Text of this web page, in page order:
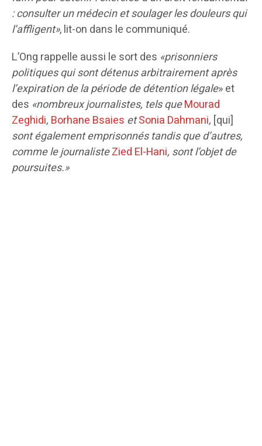
: consulter un médecin et soulager les douleurs qui
l’affligent», lit-on dans le communiqué.
L’Ong rappelle aussi le sort des «prisonniers
politiques qui sont détenus arbitrairement après
l’expiration de la période de détention légale» et
des «nombreux journalistes, tels queMourad
Zeghidi, Borhane Bsaies etSonia Dahmani, [qui]
sont également emprisonnés tandis que d’autres,
comme le journalisteZied El-Hani, sont l’objet de
poursuites.»